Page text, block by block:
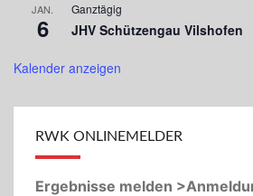
JAN.
6
Ganztägig
JHV Schützengau Vilshofen
Kalender anzeigen
RWK ONLINEMELDER
Ergebnisse melden